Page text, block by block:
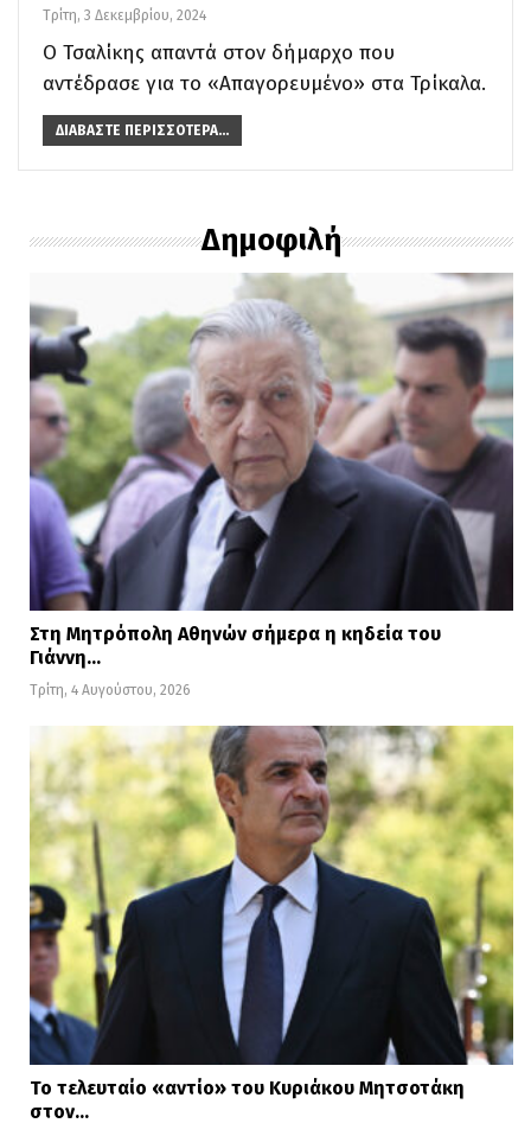
Τρίτη, 3 Δεκεμβρίου, 2024
Ο Τσαλίκης απαντά στον δήμαρχο που
αντέδρασε για το «Απαγορευμένο» στα Τρίκαλα.
ΔΙΑΒΆΣΤΕ ΠΕΡΙΣΣΌΤΕΡΑ...
Δημοφιλή
Στη Μητρόπολη Αθηνών σήμερα η κηδεία του
Γιάννη…
Τρίτη, 4 Αυγούστου, 2026
Το τελευταίο «αντίο» του Κυριάκου Μητσοτάκη
στον…